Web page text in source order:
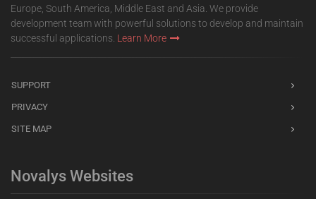
Europe, South America, Middle East and Asia. We provide
development team with powerful solutions to develop and maintain
successful applications. Learn More
SUPPORT
PRIVACY
SITE MAP
Novalys Websites